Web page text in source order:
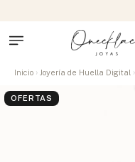
Inicio Joyería de Huella Digital
OFERTAS